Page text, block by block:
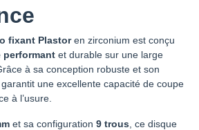
fixant Plastoren zirconium est conçu
performant et durable sur une large
à sa conception robuste et son
une excellente capacité de coupe
à l’usure.
et sa configuration 9 trous , ce disque